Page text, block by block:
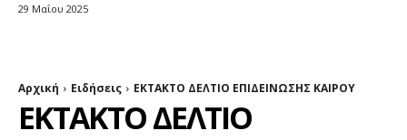
29 Μαΐου 2025